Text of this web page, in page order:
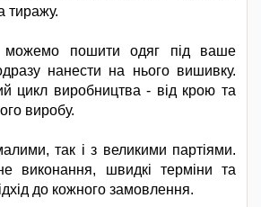
тиражу.
можемо пошити одяг під ваше
нанести на нього вишивку.
цикл виробництва - від крою та
виробу.
так і з великими партіями.
виконання, швидкі терміни та
до кожного замовлення.